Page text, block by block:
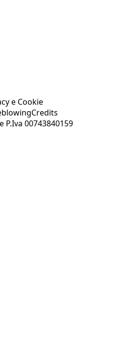
e Cookie
Credits
00743840159